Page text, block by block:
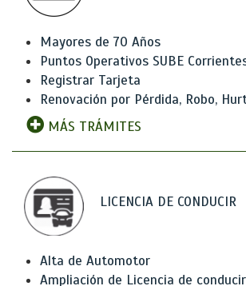
Mayores de 70 Años
Puntos Operativos SUBE
Registrar Tarjeta
Renovación por Pérdida, Robo,
MÁS TRÁMITES
LICENCIA DE CONDUCIR
Alta de Automotor
Ampliación de Licencia de conducir